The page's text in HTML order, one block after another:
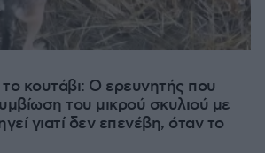
το κουτάβι: Ο ερευνητής που
του μικρού σκυλιού με
γιατί δεν επενέβη, όταν το